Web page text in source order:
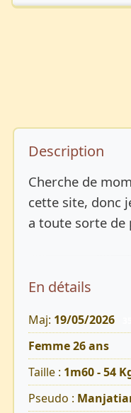
Description
Cherche de
cette site, donc
a toute sorte de
En détails
Maj: 19/05/2026
Femme 26 ans
Taille : 1m60 - 54
Pseudo :